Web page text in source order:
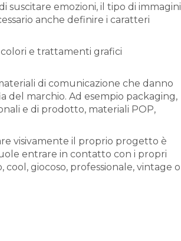
suscitare emozioni, il tipo di immagini
anche definire i caratteri
e trattamenti grafici
di comunicazione che danno
del marchio. Ad esempio packaging,
e di prodotto, materiali POP,
visivamente il proprio progetto è
entrare in contatto con i propri
cool, giocoso, professionale, vintage o